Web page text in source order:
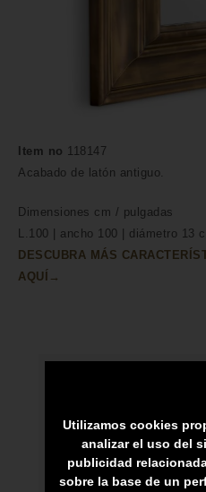
Item no 118147
Acabado de latón antiguo.
Dimensiones cm / pulgadas
L.100 | ancho 100 | diámetro 13
DESCUBRA MÁS
AQUÍ→
ENVÍO A TODA
Utilizamos cookies
analizar el uso del
publicidad
sobre la base de un